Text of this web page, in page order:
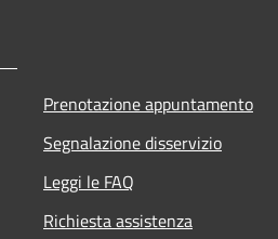
Prenotazione appuntamento
Segnalazione disservizio
Leggi le FAQ
Richiesta assistenza